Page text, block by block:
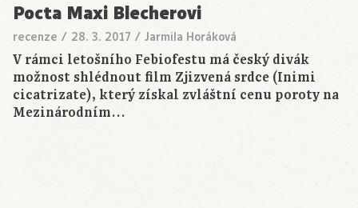
Pocta Maxi Blecherovi
recenze / 28. 3. 2017 / Jarmila Horáková
V rámci letošního Febiofestu má český divák
možnost shlédnout film Zjizvená srdce (Inimi
cicatrizate), který získal zvláštní cenu poroty na
Mezinárodním…